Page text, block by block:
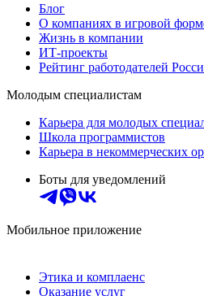
Блог
О компаниях в игровой
Жизнь в компании
ИТ-проекты
Рейтинг работодателей
Молодым специалистам
Карьера для молодых
Школа программистов
Карьера в некоммерческих
Боты для уведомлений
Мобильное приложение
Этика и комплаенс
Оказание услуг